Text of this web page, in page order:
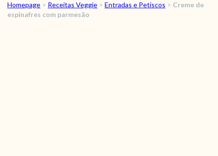
RECEITAS
Homepage > Receitas Veggie > Entradas e Petiscos > Creme de
espinafres com parmesão